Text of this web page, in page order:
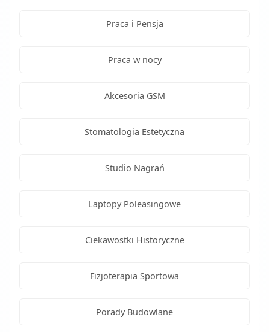
Praca i Pensja
Praca w nocy
Akcesoria GSM
Stomatologia Estetyczna
Studio Nagrań
Laptopy Poleasingowe
Ciekawostki Historyczne
Fizjoterapia Sportowa
Porady Budowlane